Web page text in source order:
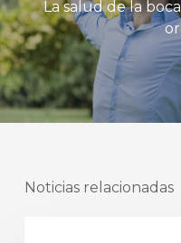
La salud de la
Noticias relacionadas